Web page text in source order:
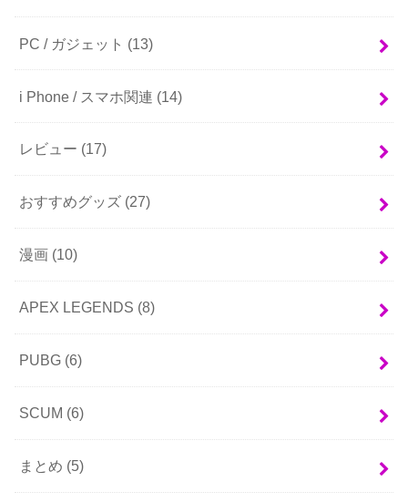
PC / ガジェット (13)
i Phone / スマホ関連 (14)
レビュー (17)
おすすめグッズ (27)
漫画 (10)
APEX LEGENDS (8)
PUBG (6)
SCUM (6)
まとめ (5)